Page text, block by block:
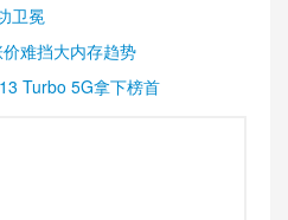
卫冕
难挡大内存趋势
Turbo 5G拿下榜首